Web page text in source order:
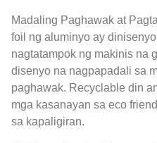
Madaling Paghawak at
foil ng aluminyo ay
nagtatampok ng makinis na
disenyo na nagpapadali sa
paghawak. Recyclable din
mga kasanayan sa eco
sa kapaligiran.